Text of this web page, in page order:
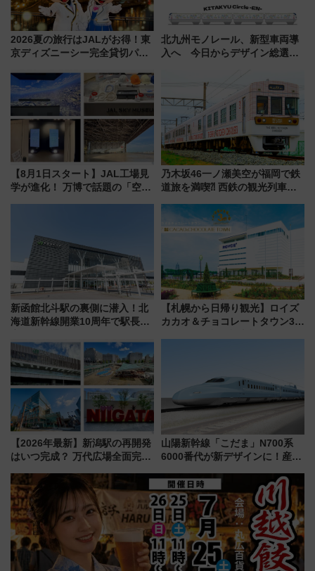
2026夏の旅行はJALがお得！東
京ディズニーシー完全貸切パー
ーン始まる 条件は「夏の国内
線に2回搭乗」
北九州モノレール、新型車両導
入へ 今日からデザイン総選挙
【8月1日スタート】JAL工場見
学が進化！ 万博で話題の「空飛
乃木坂46一ノ瀬美空が福岡で鉄
道旅を満喫⁈ 西鉄の観光列車
CHIKUGO」で巡る福岡･太宰
府･柳川の旅！YouTubeが公開
新函館北斗駅の裏側に潜入！北
海道新幹線開業10周年で駅長
ト 参加方法や体験内容を紹介
【札幌から日帰り観光】ロイズ
カカオ＆チョコレートタウン3周
【2026年最新】新潟駅の再開発
はいつ完成？ 万代広場全面完成
開発、バスタ新潟構想まで徹底
解説！
山陽新幹線「こだま」N700系
6000番代が新デザインに！産学
用は今冬から